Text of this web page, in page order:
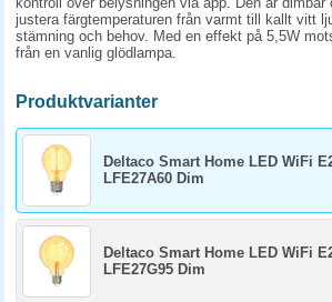
justera färgtemperaturen från varmt till kallt vitt
stämning och behov. Med en effekt på 5,5W
från en vanlig glödlampa.
Produktvarianter
Deltaco Smart Home LED WiFi
LFE27A60 Dim
Deltaco Smart Home LED WiFi
LFE27G95 Dim